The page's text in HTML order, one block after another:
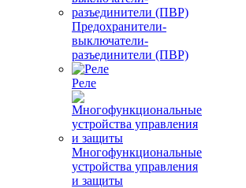
Предохранители-
выключатели-
разъединители (ПВР)
Реле
Многофункциональные
устройства управления
и защиты